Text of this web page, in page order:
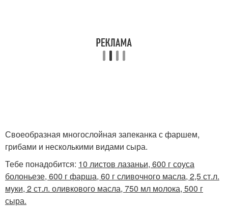
Своеобразная многослойная запеканка с фаршем,
грибами и несколькими видами сыра.
Тебе понадобится: 10 листов лазаньи, 600 г соуса
болоньезе, 600 г фарша, 60 г сливочного масла, 2,5 ст.л.
муки, 2 ст.л. оливкового масла, 750 мл молока, 500 г
сыра.